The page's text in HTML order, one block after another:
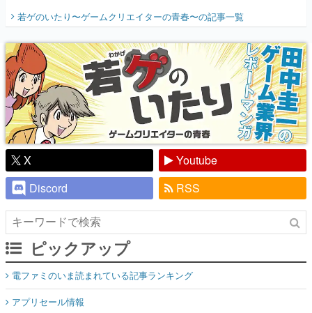
『少年ジャンプ』色だった【若ゲのいた
り】
若ゲのいたり〜ゲームクリエイターの青春〜の記事一覧
X
Youtube
Discord
RSS
ピックアップ
電ファミのいま読まれている記事ランキング
アプリセール情報